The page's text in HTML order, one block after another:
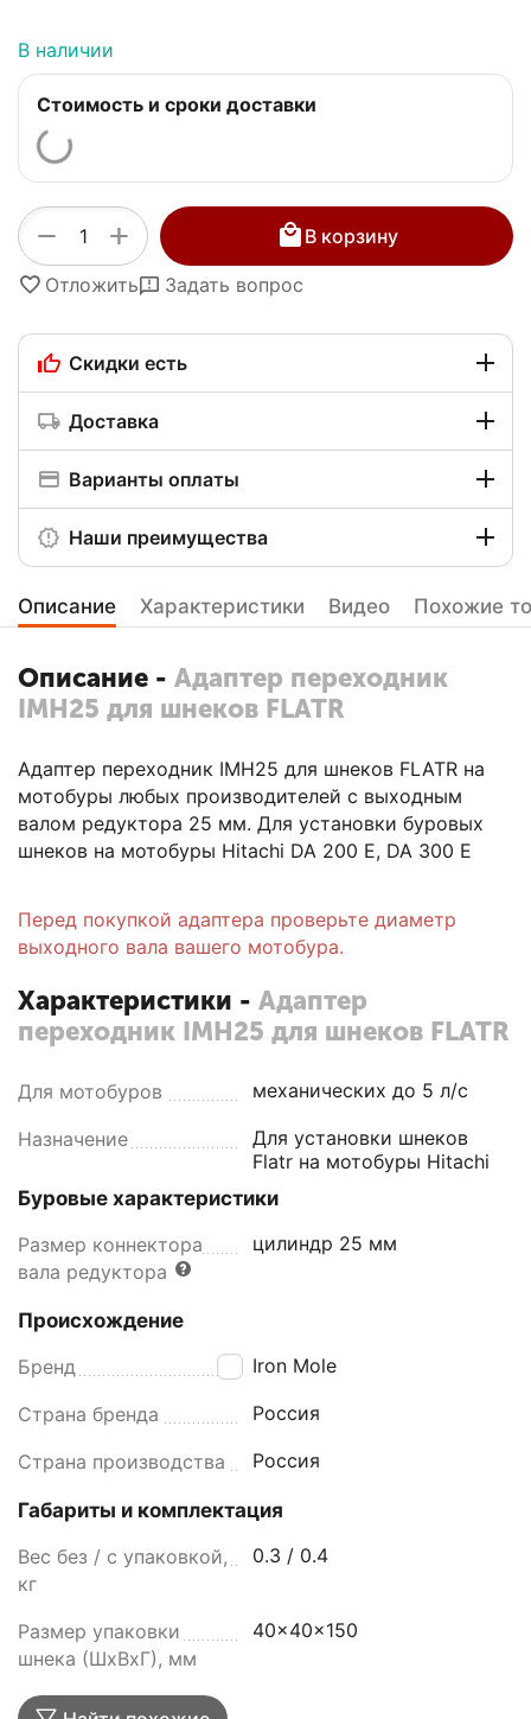
В наличии
Стоимость и сроки доставки
+
− В корзину
Отложить Задать вопрос
Скидки есть
Доставка
Варианты оплаты
Наши преимущества
Описание Характеристики Видео Похожие
Описание - Адаптер переходник
IMH25 для шнеков FLATR
Адаптер переходник IMH25 для шнеков FLATR на
мотобуры любых производителей с выходным
валом редуктора 25 мм. Для установки буровых
шнеков на мотобуры Hitachi DA 200 E, DA 300 E
Перед покупкой адаптера проверьте диаметр
выходного вала вашего мотобура.
Характеристики - Адаптер
переходник IMH25 для шнеков FLATR
Для мотобуров механических до 5 л/с
Назначение
Для установки шнеков
Flatr на мотобуры Hitachi
Буровые характеристики
Размер коннектора
вала редуктора
цилиндр 25 мм
Происхождение
Бренд
Iron Mole
Страна бренда Россия
Страна производства Россия
Габариты и комплектация
Вес без / с упаковкой,
кг
0.3 / 0.4
Размер упаковки
шнека (ШxВxГ), мм
40x40x150